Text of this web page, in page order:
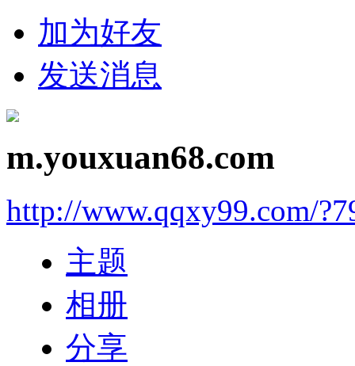
加为好友
发送消息
m.youxuan68.com
http://www.qqxy99.com/
主题
相册
分享